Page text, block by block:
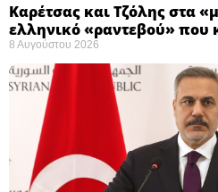
Καρέτσας και Τζόλης στα
ελληνικό «ραντεβού» που
8 Αυγούστου 2026